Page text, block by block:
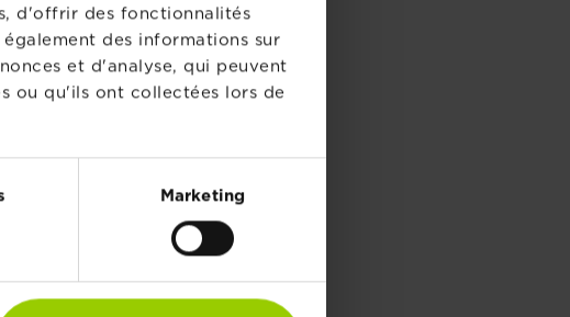
d'offrir des fonctionnalités
des informations sur
et d'analyse, qui peuvent
ou qu'ils ont collectées lors de
Marketing